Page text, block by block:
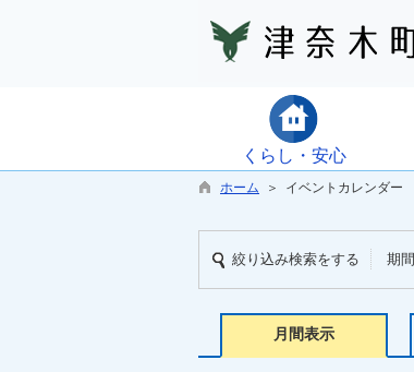
くらし・安心
ホーム ＞ イベントカレンダー
絞り込み検索をする 期間
月間表示